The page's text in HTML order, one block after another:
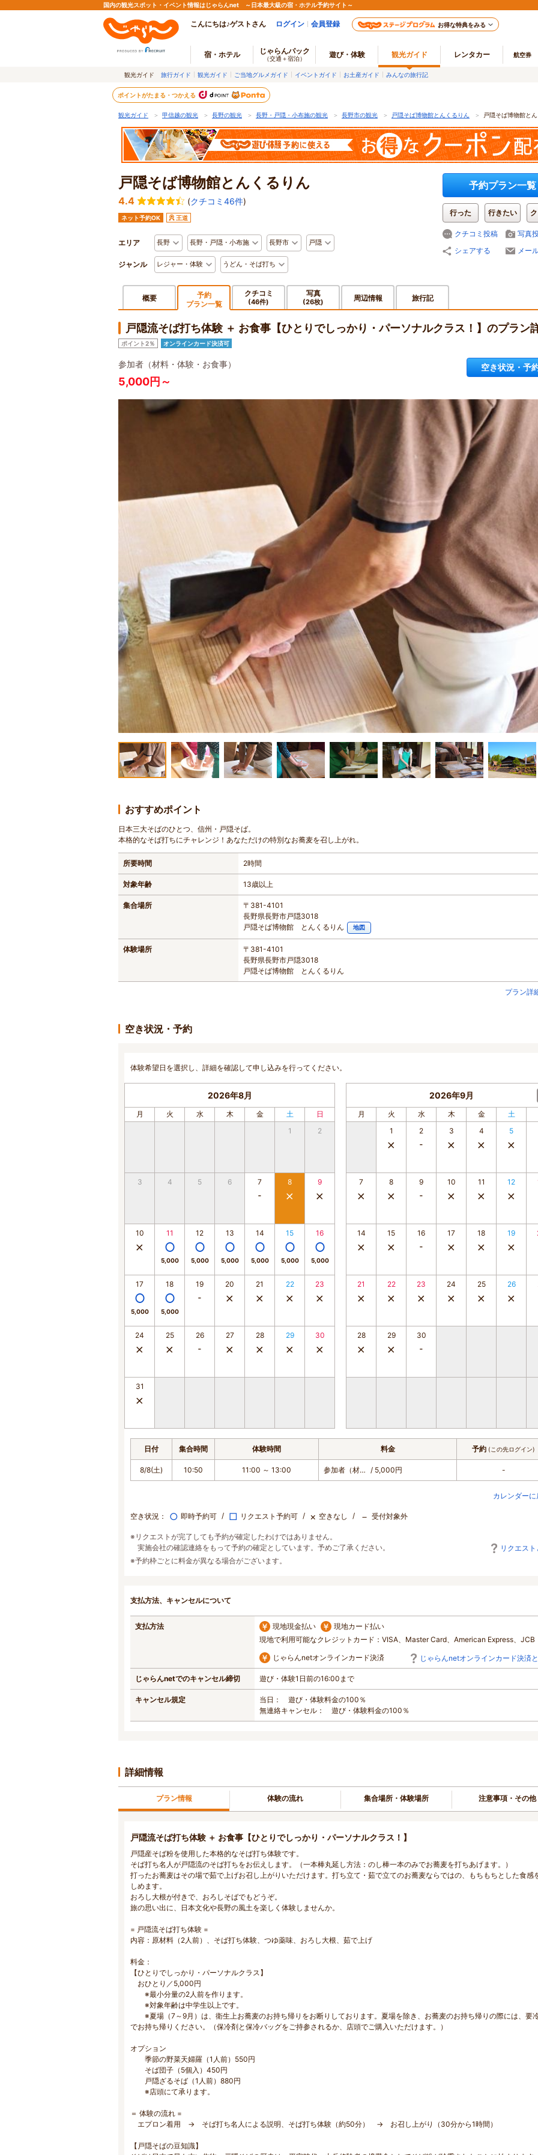
国内の観光スポット・イベント情報はじゃらんnet ～日本最大級の宿・ホテル予約サイト～
こんにちは♪ゲストさん ログイン 会員登録 お得な特典をみる
宿・ホテル じゃらんパック
（交通＋宿泊） 遊び・体験 観光ガイド レンタカー 航空券
観光ガイド 旅行ガイド 観光ガイド ご当地グルメガイド イベントガイド お土産ガイド みんなの旅行記
ポイントがたまる・つかえる
観光ガイド ＞ 甲信越の観光 ＞ 長野の観光 ＞ 長野・戸隠・小布施の観光 ＞ 長野市の観光 ＞ 戸隠そば博物館とんくるりん ＞ 戸隠そば博物館と
戸隠そば博物館とんくるりん
4.4 (クチコミ46件)
ネット予約OK 王道
エリア 長野 長野・戸隠・小布施 長野市 戸隠
ジャンル レジャー・体験 うどん・そば打ち
予約プラン一覧
行った 行きたい
クチコミ投稿
写真
シェアする
メー
概要
予約
プラン一覧
クチコミ
(46件)
写真
(26枚) 周辺情報 旅行記
戸隠流そば打ち体験 ＋ お食事【ひとりでしっかり・パーソナルクラス！】のプラン
ポイント2％ オンラインカード決済可
参加者（材料・体験・お食事）
5,000円～
空き状況・予
おすすめポイント
日本三大そばのひとつ、信州・戸隠そば。
本格的なそば打ちにチャレンジ！あなただけの特別なお蕎麦を召し上がれ。
所要時間 2時間
対象年齢 13歳以上
集合場所
〒381-4101
長野県長野市戸隠3018
戸隠そば博物館 とんくるりん
地図
体験場所
〒381-4101
長野県長野市戸隠3018
戸隠そば博物館 とんくるりん
プラン詳
空き状況・予約
体験希望日を選択し、詳細を確認して申し込みを行ってください。
2026年8月
月 火 水 木 金 土
日
1
2
3 4 5 6 7 8 9
10 11
5,000
12
5,000
13
5,000
14
5,000
15
5,000
16
5,000
17
5,000
18
5,000
19 20 21 22 23
24 25 26 27 28 29 30
31
2026年9月
月 火 水 木 金 土
1
2 3 4 5
7 8 9 10 11 12
14 15 16 17 18 19
21 22 23 24 25 26
28 29 30
日付 集合時間 体験時間 料金 予約 (この先ログイン)
8/8(土) 10:50 11:00 ～ 13:00 参加者（材料・体験・お食事） / 5,000円 -
カレンダーに
空き状況： ○ 即時予約可 □ リクエスト予約可 × 空きなし － 受付対象外
※リクエストが完了しても予約が確定したわけではありません。
実施会社の確認連絡をもって予約の確定としています。予めご了承ください。
リクエス
※予約枠ごとに料金が異なる場合がございます。
支払方法、キャンセルについて
支払方法 現地現金払い
現地カード払い
現地で利用可能なクレジットカード：VISA、Master Card、American Express、JCB
じゃらんnetオンラインカード決済
じゃらんnetオンラインカード決済
じゃらんnetでのキャンセル締切 遊び・体験1日前の16:00まで
キャンセル規定
当日： 遊び・体験料金の100％
無連絡キャンセル： 遊び・体験料金の100％
詳細情報
プラン情報 体験の流れ 集合場所・体験場所 注意事項・その他
戸隠流そば打ち体験 ＋ お食事【ひとりでしっかり・パーソナルクラス！】
戸隠産そば粉を使用した本格的なそば打ち体験です。
そば打ち名人が戸隠流のそば打ちをお伝えします。（一本棒丸延し方法：のし棒一本のみでお蕎麦を打ちあげます。）
打ったお蕎麦はその場で茹で上げお召し上がりいただけます。打ち立て・茹で立てのお蕎麦ならではの、もちもちとした食感
しめます。
おろし大根が付きで、おろしそばでもどうぞ。
旅の思い出に、日本文化や長野の風土を楽しく体験しませんか。
= 戸隠流そば打ち体験 =
内容：原材料（2人前）、そば打ち体験、つゆ薬味、おろし大根、茹で上げ
料金：
【ひとりでしっかり・パーソナルクラス】
おひとり／5,000円
※最小分量の2人前を作ります。
※対象年齢は中学生以上です。
※夏場（7～9月）は、衛生上お蕎麦のお持ち帰りをお断りしております。夏場を除き、お蕎麦のお持ち帰りの際には、要
でお持ち帰りください。（保冷剤と保冷バッグをご持参されるか、店頭でご購入いただけます。）
オプション
季節の野菜天婦羅（1人前）550円
そば団子（5個入）450円
戸隠ざるそば（1人前）880円
※店頭にて承ります。
＝ 体験の流れ =
エプロン着用 → そば打ち名人による説明、そば打ち体験（約50分） → お召し上がり（30分から1時間）
【戸隠そばの豆知識】